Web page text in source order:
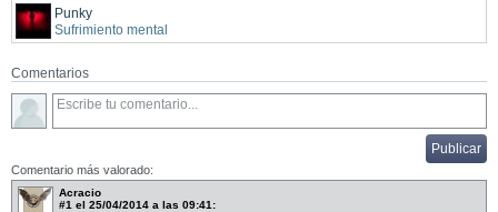
Punky
Sufrimiento mental
Comentarios
Comentario más valorado:
Acracio
#1 el 25/04/2014 a las 09:41: